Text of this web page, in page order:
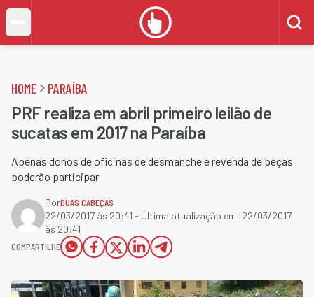
HOME PARAÍBA
PRF realiza em abril primeiro leilão de
sucatas em 2017 na Paraíba
Apenas donos de oficinas de desmanche e revenda de peças
poderão participar
PorDUAS CABEÇAS
22/03/2017 às 20:41 - Última atualização em: 22/03/2017
às 20:41
COMPARTILHE